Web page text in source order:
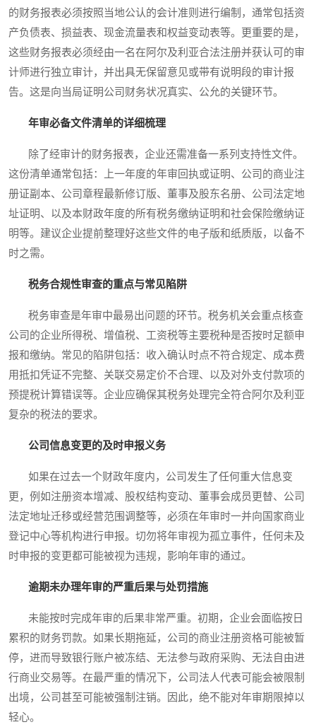
的财务报表必须按照当地公认的会计准则进行编制，通常包括资
产负债表、损益表、现金流量表和权益变动表等。更重要的是，
这些财务报表必须经由一名在阿尔及利亚合法注册并获认可的审
计师进行独立审计，并出具无保留意见或带有说明段的审计报
告。这是向当局证明公司财务状况真实、公允的关键环节。
年审必备文件清单的详细梳理
除了经审计的财务报表，企业还需准备一系列支持性文件。
这份清单通常包括：上一年度的年审回执或证明、公司的商业注
册证副本、公司章程最新修订版、董事及股东名册、公司法定地
址证明、以及本财政年度的所有税务缴纳证明和社会保险缴纳证
明等。建议企业提前整理好这些文件的电子版和纸质版，以备不
时之需。
税务合规性审查的重点与常见陷阱
税务审查是年审中最易出问题的环节。税务机关会重点核查
公司的企业所得税、增值税、工资税等主要税种是否按时足额申
报和缴纳。常见的陷阱包括：收入确认时点不符合规定、成本费
用抵扣凭证不完整、关联交易定价不合理、以及对外支付款项的
预提税计算错误等。企业应确保其税务处理完全符合阿尔及利亚
复杂的税法的要求。
公司信息变更的及时申报义务
如果在过去一个财政年度内，公司发生了任何重大信息变
更，例如注册资本增减、股权结构变动、董事会成员更替、公司
法定地址迁移或经营范围调整等，必须在年审时一并向国家商业
登记中心等机构进行申报。切勿将年审视为孤立事件，任何未及
时申报的变更都可能被视为违规，影响年审的通过。
逾期未办理年审的严重后果与处罚措施
未能按时完成年审的后果非常严重。初期，企业会面临按日
累积的财务罚款。如果长期拖延，公司的商业注册资格可能被暂
停，进而导致银行账户被冻结、无法参与政府采购、无法自由进
行商业交易等。在最严重的情况下，公司法人代表可能会被限制
出境，公司甚至可能被强制注销。因此，绝不能对年审期限掉以
轻心。